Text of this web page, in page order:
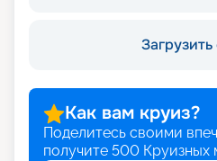
Как вам круиз?
Поделитесь своими
получите 500 Круизных